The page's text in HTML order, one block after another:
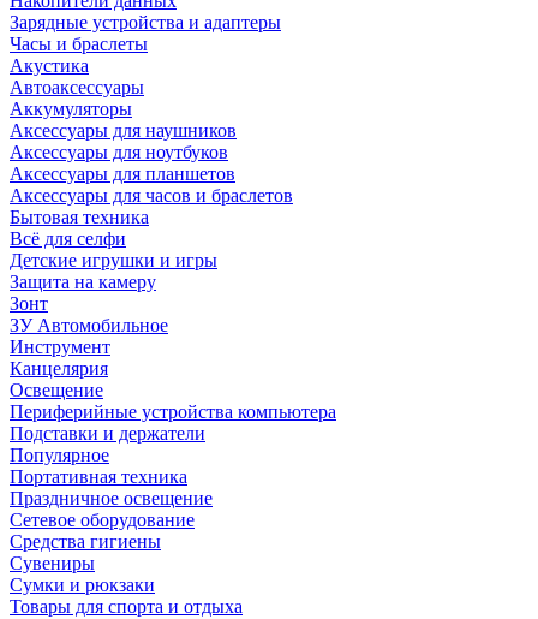
Зарядные устройства и адаптеры
Часы и браслеты
Акустика
Автоаксессуары
Аккумуляторы
Аксессуары для наушников
Аксессуары для ноутбуков
Аксессуары для планшетов
Аксессуары для часов и браслетов
Бытовая техника
Всё для селфи
Детские игрушки и игры
Защита на камеру
Зонт
ЗУ Автомобильное
Инструмент
Канцелярия
Освещение
Периферийные устройства компьютера
Подставки и держатели
Популярное
Портативная техника
Праздничное освещение
Сетевое оборудование
Средства гигиены
Сувениры
Сумки и рюкзаки
Товары для спорта и отдыха